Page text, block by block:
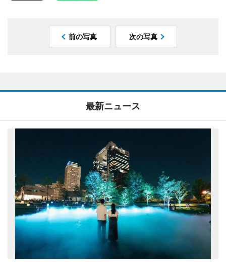
前の写真 次の写真
最新ニュース